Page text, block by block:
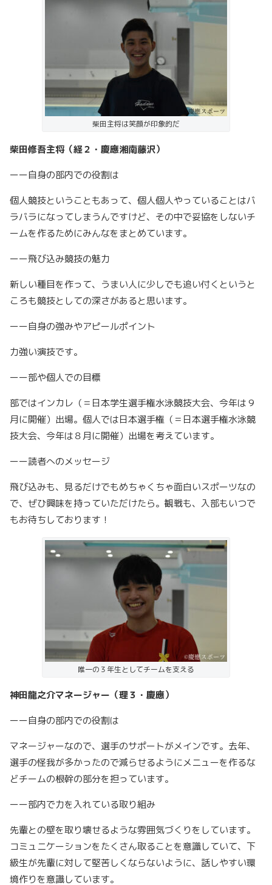
柴田主将は笑顔が印象的だ
柴田修吾主将（経２・慶應湘南藤沢）
ーー自身の部内での役割は
個人競技ということもあって、個人個人やっていることはバ
ラバラになってしまうんですけど、その中で妥協をしないチ
ームを作るためにみんなをまとめています。
ーー飛び込み競技の魅力
新しい種目を作って、うまい人に少しでも追い付くというと
ころも競技としての深さがあると思います。
ーー自身の強みやアピールポイント
力強い演技です。
ーー部や個人での目標
部ではインカレ（＝日本学生選手権水泳競技大会、今年は９
月に開催）出場。個人では日本選手権（＝日本選手権水泳競
技大会、今年は８月に開催）出場を考えています。
ーー読者へのメッセージ
飛び込みも、見るだけでもめちゃくちゃ面白いスポーツなの
で、ぜひ興味を持っていただけたら。観戦も、入部もいつで
もお待ちしております！
唯一の３年生としてチームを支える
神田龍之介マネージャー（理３・慶應）
ーー自身の部内での役割は
マネージャーなので、選手のサポートがメインです。去年、
選手の怪我が多かったので減らせるようにメニューを作るな
どチームの根幹の部分を担っています。
ーー部内で力を入れている取り組み
先輩との壁を取り壊せるような雰囲気づくりをしています。
コミュニケーションをたくさん取ることを意識していて、下
級生が先輩に対して堅苦しくならないように、話しやすい環
境作りを意識しています。